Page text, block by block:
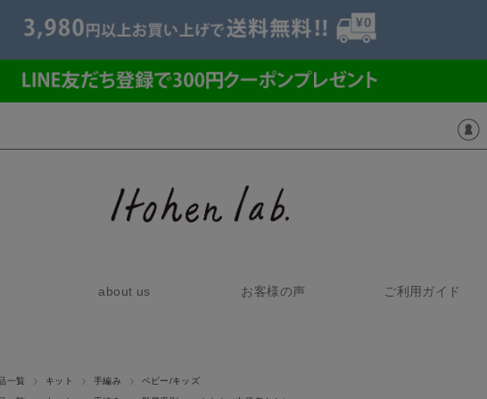
about us お客様の声 ご利用ガイド
一覧
キット 手編み ベビー/キッズ